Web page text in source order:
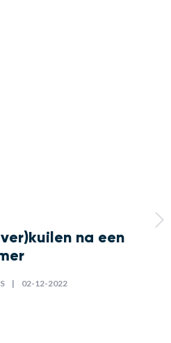
na een
02-12-2022